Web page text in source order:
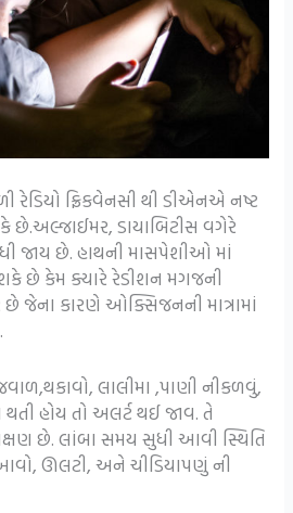
રેડિયો ફ્રિકવેનસી થી ડીએનએ નષ્ટ
છે.અલ્જાઈમર, ડાયાબિટીસ વગેરે
જાય છે. હાથની માસપેશીઓ માં
છે કેમ ક્યારે રેડીશન મગજની
જેના કારણે ઓક્સિજનની માત્રામાં
લાલીમા ,પાણી નીકળવું,
હોય તો અલર્ટ થઈ જાવ. તે
છે. લાંબા સમય સુધી આવી સ્થિતિ
ઊલટી, અને ચીડિયાપણું ની